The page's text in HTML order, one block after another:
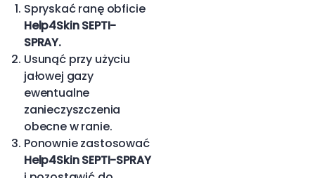
Spryskać ranę obficie
Help4Skin SEPTI-
SPRAY.
Usunąć przy użyciu
jałowej gazy
ewentualne
zanieczyszczenia
obecne w ranie.
Ponownie zastosować
Help4Skin SEPTI-SPRAY